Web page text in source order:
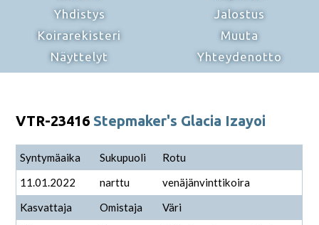
Yhdistys
Koirarekisteri
Näyttelyt
Jalostus
Muuta
Yhteydenotto
VTR-23416 Stepmaker's Glacia Izayoi
Syntymäaika Sukupuoli
Rotu
11.01.2022
narttu
venäjänvinttikoira
Kasvattaja
Omistaja
Väri